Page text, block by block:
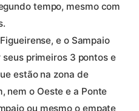
tempo, mesmo com
e o Sampaio
primeiros 3 pontos e
estão na zona de
nem o Oeste e a Ponte
ou mesmo o empate